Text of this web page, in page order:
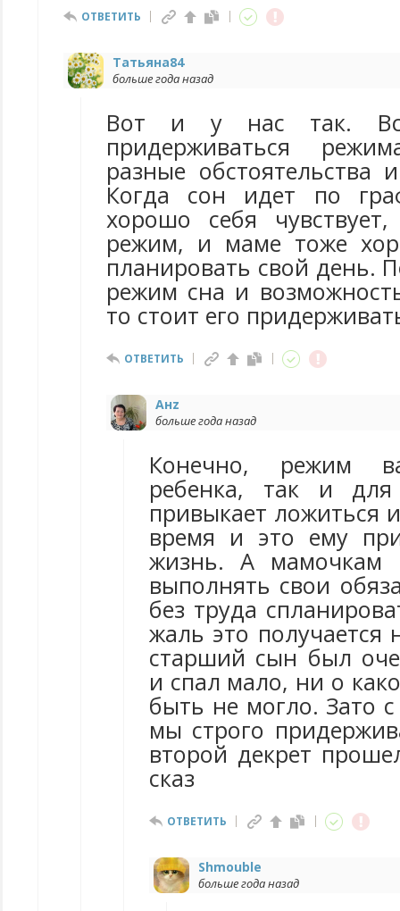
ОТВЕТИТЬ
Татьяна84
больше года назад
Вот и у нас так.
придерживаться
разные обстоятельства
Когда сон идет по
хорошо себя чувствует,
режим, и маме тоже
планировать свой день.
режим сна и
то стоит его
ОТВЕТИТЬ
Анz
больше года назад
Конечно, режим
ребенка, так и
привыкает ложиться
время и это ему
жизнь. А мамочкам
выполнять свои
без труда
жаль это получается
старший сын был
и спал мало, ни о
быть не могло. Зато
мы строго
второй декрет
сказ
ОТВЕТИТЬ
Shmouble
больше года назад